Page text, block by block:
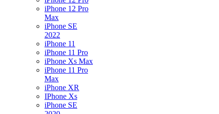
iPhone 12 Pro
Max
iPhone SE
2022
iPhone 11
iPhone 11 Pro
iPhone Xs Max
iPhone 11 Pro
Max
iPhone XR
IPhone Xs
iPhone SE